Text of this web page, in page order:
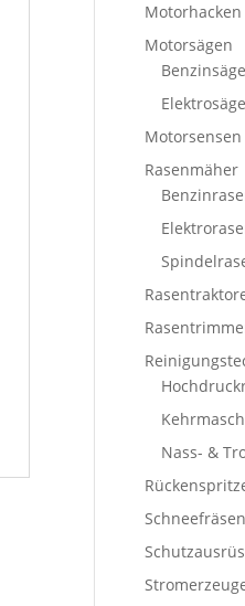
Motorhacken
Motorsägen
Motorsensen
Rasenmäher
Nass- &
Schneefräsen